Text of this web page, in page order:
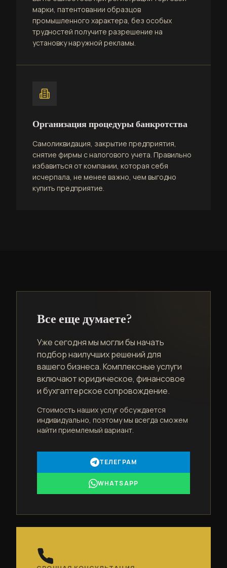
марки, патентовании образцов
промышленного характера, без особых
трудностей получите разрешение на
установку наружной рекламы.
Организация процедуры банкротства
Самоликвидация, закрытие предприятия,
снятие фирмы с налогового учета. Правильно
избавиться от компании, которая себя
исчерпала, не менее важно, чем выгодно
купить предприятие.
Все еще думаете?
Уже сегодня мы могли бы начать
подбор наилучших решений для
вашего бизнеса. Комплексные услуги
включают юридическое, финансовое
и бухгалтерское сопровождение.
Стоимость наших услуг обсуждается
индивидуально, поэтому мы всегда сможем
найти приемлемый вариант.
ТЕЛЕГРАМ
WHATSAPP